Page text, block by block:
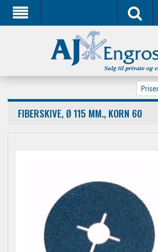
FIBERSKIVE, Ø 115 MM., KORN 60